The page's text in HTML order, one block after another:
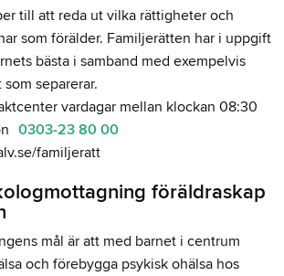
till att reda ut vilka rättigheter och
som förälder. Familjerätten har i uppgift
bästa i samband med exempelvis
separerar.
vardagar mellan klockan 08:30
0303-23 80 00
familjeratt
föräldraskap
mål är att med barnet i centrum
och förebygga psykisk ohälsa hos